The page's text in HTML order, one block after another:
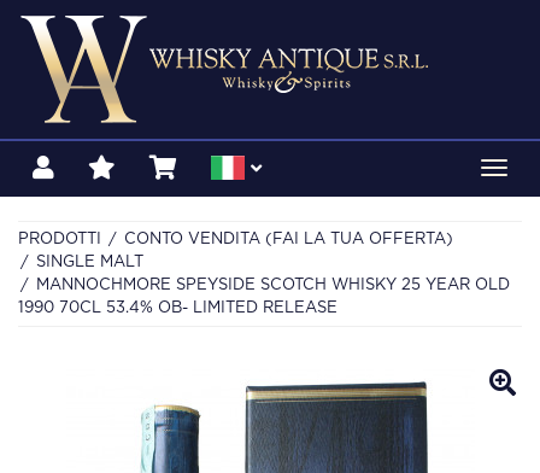
PRODOTTI
CONTO VENDITA (FAI LA TUA OFFERTA)
SINGLE MALT
MANNOCHMORE SPEYSIDE SCOTCH WHISKY 25 YEAR OLD
1990 70CL 53.4% OB- LIMITED RELEASE